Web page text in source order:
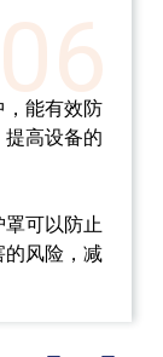
06
，能有效防
提高设备的
可以防止
的风险，减